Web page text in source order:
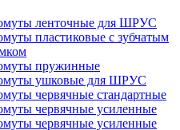
ленточные для ШРУС
пластиковые с зубчатым
пружинные
ушковые для ШРУС
червячные стандартные
червячные усиленные
червячные усиленные